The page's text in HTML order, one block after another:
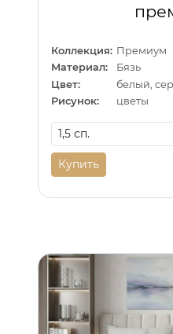
Коллекция: Премиум
Материал:
Бязь
Цвет:
белый,
Рисунок:
цветы
Купить